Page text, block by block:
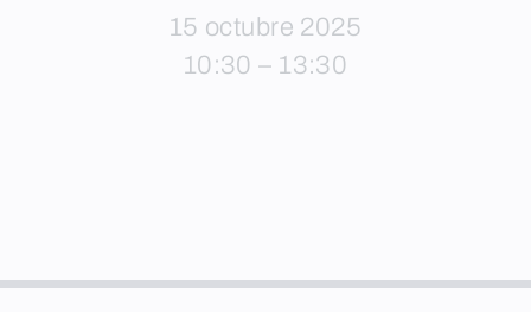
15 octubre 2025
10:30 – 13:30